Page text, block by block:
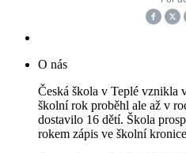
O nás
Česká škola v Teplé vznikla
školní rok proběhl ale až v
dostavilo 16 dětí. Škola
rokem zápis ve školní